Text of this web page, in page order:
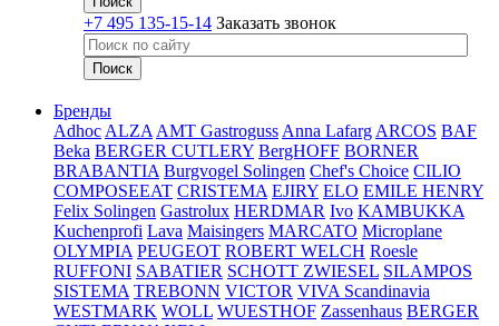
+7 495 135-15-14 Заказать звонок
Бренды
Adhoc ALZA AMT Gastroguss Anna Lafarg ARCOS BAF
Beka BERGER CUTLERY BergHOFF BORNER
BRABANTIA Burgvogel Solingen Chef's Choice CILIO
COMPOSEEAT CRISTEMA EJIRY ELO EMILE HENRY
Felix Solingen Gastrolux HERDMAR Ivo KAMBUKKA
Kuchenprofi Lava Maisingers MARCATO Microplane
OLYMPIA PEUGEOT ROBERT WELCH Roesle
RUFFONI SABATIER SCHOTT ZWIESEL SILAMPOS
SISTEMA TREBONN VICTOR VIVA Scandinavia
WESTMARK WOLL WUESTHOF Zassenhaus BERGER